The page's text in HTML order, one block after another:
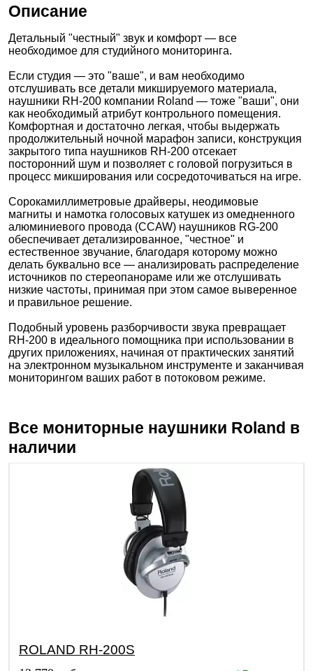
Описание
Детальный "честный" звук и комфорт ― все
необходимое для студийного мониторинга.
Если студия ― это "ваше", и вам необходимо
отслушивать все детали микшируемого материала,
наушники RH-200 компании Roland ― тоже "ваши", они
как необходимый атрибут контрольного помещения.
Комфортная и достаточно легкая, чтобы выдержать
продолжительный ночной марафон записи, конструкция
закрытого типа наушников RH-200 отсекает
посторонний шум и позволяет с головой погрузиться в
процесс микширования или сосредоточиваться на игре.
Сорокамиллиметровые драйверы, неодимовые
магниты и намотка голосовых катушек из омедненного
алюминиевого провода (CCAW) наушников RG-200
обеспечивает детализированное, "честное" и
естественное звучание, благодаря которому можно
делать буквально все ― анализировать распределение
источников по стереопанораме или же отслушивать
низкие частоты, принимая при этом самое выверенное
и правильное решение.
Подобный уровень разборчивости звука превращает
RH-200 в идеального помощника при использовании в
других приложениях, начиная от практических занятий
на электронном музыкальном инструменте и заканчивая
мониторингом ваших работ в потоковом режиме.
Все мониторные наушники Roland в
наличии
ROLAND RH-200S